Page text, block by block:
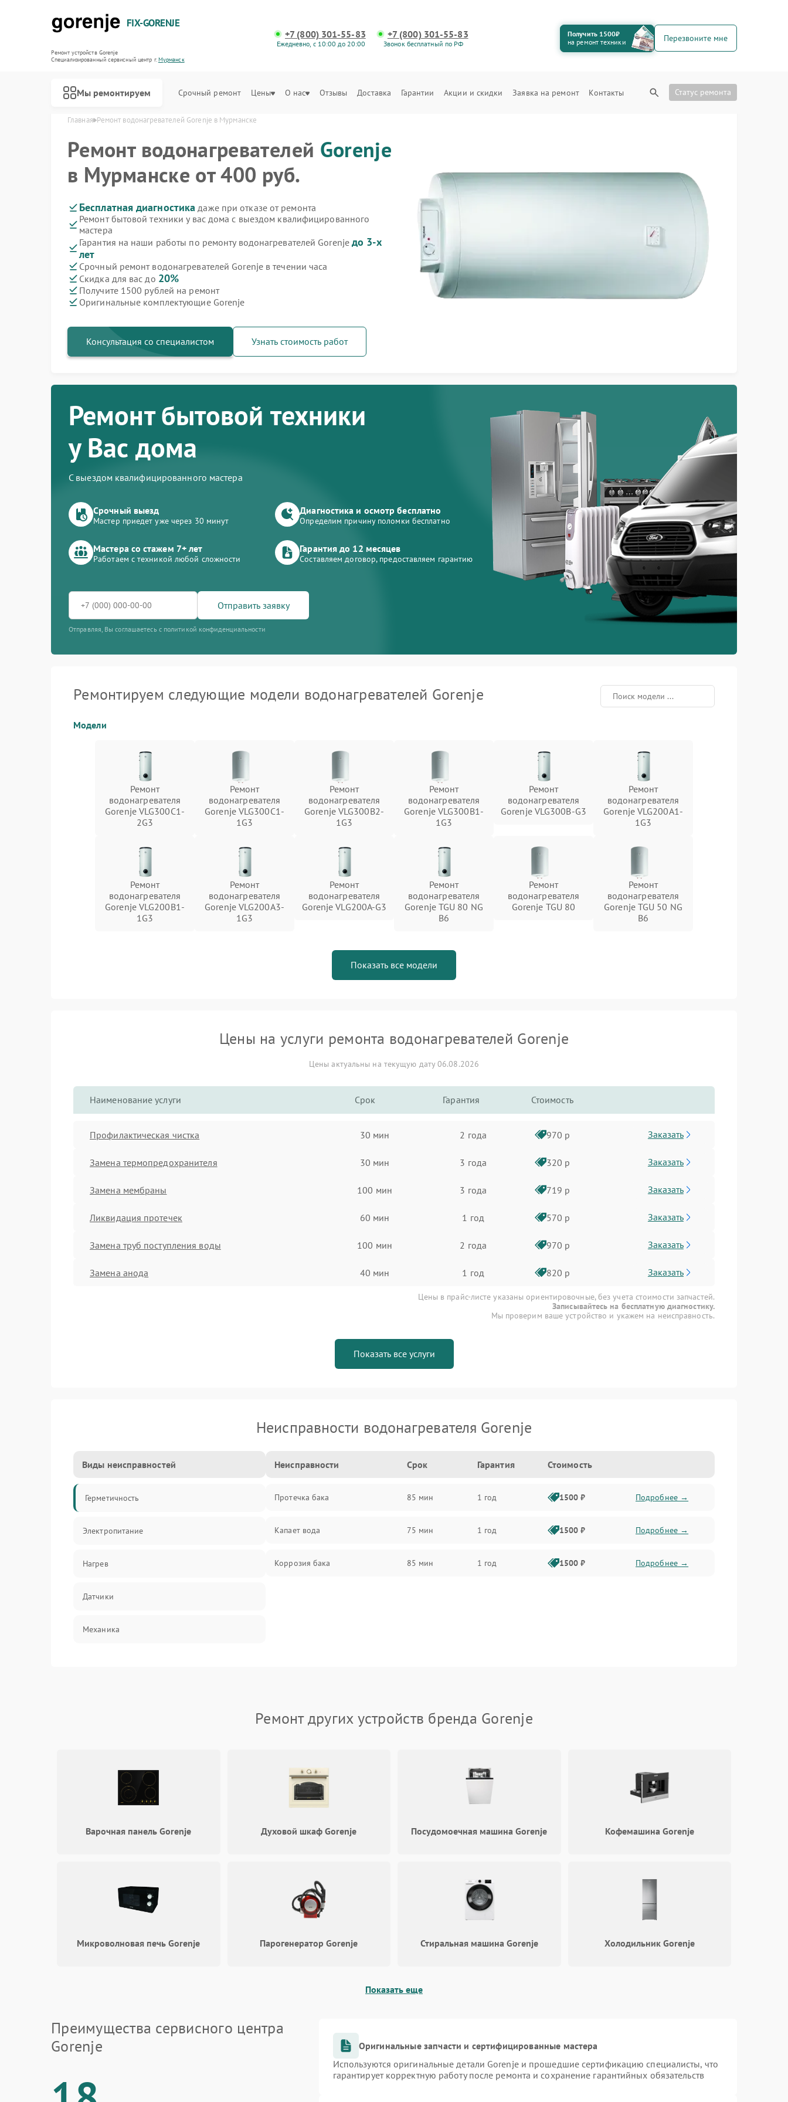
FIX-GORENJE
Ремонт устройств Gorenje
Специализированный cервисный центр г.Мурманск
+7 (800) 301-55-83
Ежедневно, с 10:00 до 20:00
+7 (800) 301-55-83
Звонок бесплатный по РФ
Получить 1500₽
на ремонт техники
Перезвоните мне
Мы ремонтируем Срочный ремонт Цены О нас Отзывы Доставка Гарантии Акции и скидки Заявка на ремонт Контакты Статус ремонта
Главная Ремонт водонагревателей Gorenje в Мурманске
Ремонт водонагревателей Gorenje
в Мурманске от 400 руб.
Бесплатная диагностика даже при отказе от ремонта
Ремонт бытовой техники у вас дома с выездом квалифицированного
мастера
Гарантия на наши работы по ремонту водонагревателей Gorenje до 3-х
лет
Срочный ремонт водонагревателей Gorenje в течении часа
Скидка для вас до 20%
Получите 1500 рублей на ремонт
Оригинальные комплектующие Gorenje
Консультация со специалистом Узнать стоимость работ
Ремонт бытовой техники
у Вас дома
С выездом квалифицированного мастера
Срочный выезд
Мастер приедет уже через 30 минут
Диагностика и осмотр бесплатно
Определим причину поломки бесплатно
Мастера со стажем 7+ лет
Работаем с техникой любой сложности
Гарантия до 12 месяцев
Составляем договор, предоставляем гарантию
Отправить заявку
Отправляя, Вы соглашаетесь с политикой конфиденциальности
Ремонтируем следующие модели водонагревателей Gorenje
Модели
Ремонт
водонагревателя
Gorenje VLG300C1-
2G3
Ремонт
водонагревателя
Gorenje VLG300C1-
1G3
Ремонт
водонагревателя
Gorenje VLG300B2-
1G3
Ремонт
водонагревателя
Gorenje VLG300B1-
1G3
Ремонт
водонагревателя
Gorenje VLG300B-G3
Ремонт
водонагревателя
Gorenje VLG200А1-
1G3
Ремонт
водонагревателя
Gorenje VLG200B1-
1G3
Ремонт
водонагревателя
Gorenje VLG200A3-
1G3
Ремонт
водонагревателя
Gorenje VLG200A-G3
Ремонт
водонагревателя
Gorenje TGU 80 NG
B6
Ремонт
водонагревателя
Gorenje TGU 80
Ремонт
водонагревателя
Gorenje TGU 50 NG
B6
Показать все модели
Цены на услуги ремонта водонагревателей Gorenje
Цены актуальны на текущую дату 06.08.2026
Наименование услуги Срок Гарантия Стоимость
Профилактическая чистка 30 мин 2 года 970 р Заказать
Замена термопредохранителя 30 мин 3 года 320 р Заказать
Замена мембраны 100 мин 3 года 719 р Заказать
Ликвидация протечек 60 мин 1 год 570 р Заказать
Замена труб поступления воды 100 мин 2 года 970 р Заказать
Замена анода 40 мин 1 год 820 р Заказать
Цены в прайс-листе указаны ориентировочные, без учета стоимости запчастей.
Записывайтесь на бесплатную диагностику.
Мы проверим ваше устройство и укажем на неисправность.
Показать все услуги
Неисправности водонагревателя Gorenje
Виды неисправностей
Герметичность
Электропитание
Нагрев
Датчики
Механика
Неисправности Срок Гарантия Стоимость
Протечка бака 85 мин 1 год 1500 ₽ Подробнее →
Капает вода 75 мин 1 год 1500 ₽ Подробнее →
Коррозия бака 85 мин 1 год 1500 ₽ Подробнее →
Ремонт других устройств бренда Gorenje
Варочная панель Gorenje Духовой шкаф Gorenje Посудомоечная машина Gorenje Кофемашина Gorenje
Микроволновая печь Gorenje Парогенератор Gorenje Стиральная машина Gorenje Холодильник Gorenje
Показать еще
Преимущества сервисного центра
Gorenje
Оригинальные запчасти и сертифицированные мастера
Используются оригинальные детали Gorenje и прошедшие сертификацию специалисты, что
гарантирует корректную работу после ремонта и сохранение гарантийных обязательств